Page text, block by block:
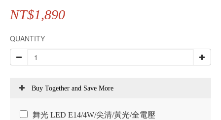
NT$1,890
QUANTITY
Buy Together and Save More
舞光 LED E14/4W/尖清/黃光/全電壓